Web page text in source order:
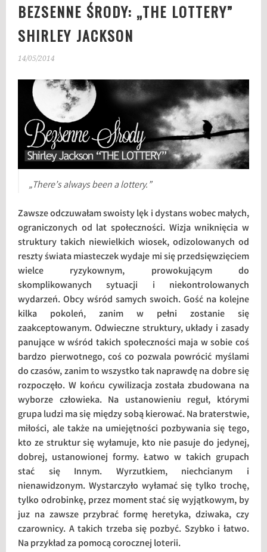
BEZSENNE ŚRODY: „THE LOTTERY”
SHIRLEY JACKSON
14/05/2014
„There’s always been a lottery.”
Zawsze odczuwałam swoisty lęk i dystans wobec małych,
ograniczonych od lat społeczności. Wizja wniknięcia w
struktury takich niewielkich wiosek, odizolowanych od
reszty świata miasteczek wydaje mi się przedsięwzięciem
wielce ryzykownym, prowokującym do
skomplikowanych sytuacji i niekontrolowanych
wydarzeń. Obcy wśród samych swoich. Gość na kolejne
kilka pokoleń, zanim w pełni zostanie się
zaakceptowanym. Odwieczne struktury, układy i zasady
panujące w wśród takich społeczności maja w sobie coś
bardzo pierwotnego, coś co pozwala powrócić myślami
do czasów, zanim to wszystko tak naprawdę na dobre się
rozpoczęło. W końcu cywilizacja została zbudowana na
wyborze człowieka. Na ustanowieniu reguł, którymi
grupa ludzi ma się między sobą kierować. Na braterstwie,
miłości, ale także na umiejętności pozbywania się tego,
kto ze struktur się wyłamuje, kto nie pasuje do jedynej,
dobrej, ustanowionej formy. Łatwo w takich grupach
stać się Innym. Wyrzutkiem, niechcianym i
nienawidzonym. Wystarczyło wyłamać się tylko trochę,
tylko odrobinkę, przez moment stać się wyjątkowym, by
juz na zawsze przybrać formę heretyka, dziwaka, czy
czarownicy. A takich trzeba się pozbyć. Szybko i łatwo.
Na przykład za pomocą corocznej loterii.